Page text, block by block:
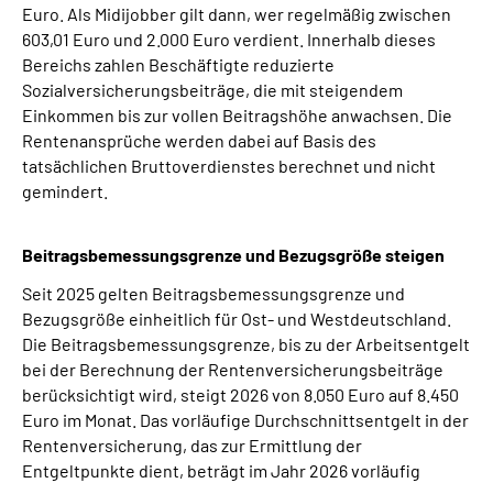
Euro. Als Midijobber gilt dann, wer regelmäßig zwischen
603,01 Euro und 2.000 Euro verdient. Innerhalb dieses
Bereichs zahlen Beschäftigte reduzierte
Sozialversicherungsbeiträge, die mit steigendem
Einkommen bis zur vollen Beitragshöhe anwachsen. Die
Rentenansprüche werden dabei auf Basis des
tatsächlichen Bruttoverdienstes berechnet und nicht
gemindert.
Beitragsbemessungsgrenze und Bezugsgröße steigen
Seit 2025 gelten Beitragsbemessungsgrenze und
Bezugsgröße einheitlich für Ost- und Westdeutschland.
Die Beitragsbemessungsgrenze, bis zu der Arbeitsentgelt
bei der Berechnung der Rentenversicherungsbeiträge
berücksichtigt wird, steigt 2026 von 8.050 Euro auf 8.450
Euro im Monat. Das vorläufige Durchschnittsentgelt in der
Rentenversicherung, das zur Ermittlung der
Entgeltpunkte dient, beträgt im Jahr 2026 vorläufig